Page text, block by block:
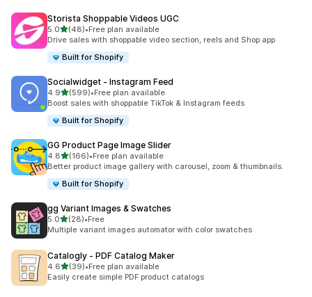
Storista Shoppable Videos UGC
5.0เต็ม 5 ดาว
(48)
ทั้งหมด 48 รีวิว
•Free plan available
Drive sales with shoppable video section, reels and Shop app
Built for Shopify
Socialwidget ‑ Instagram Feed
4.9เต็ม 5 ดาว
(599)
ทั้งหมด 599 รีวิว
•Free plan available
Boost sales with shoppable TikTok & Instagram feeds
Built for Shopify
GG Product Page Image Slider
4.8เต็ม 5 ดาว
(166)
ทั้งหมด 166 รีวิว
•Free plan available
Better product image gallery with carousel, zoom & thumbnails.
Built for Shopify
gg Variant Images & Swatches
5.0เต็ม 5 ดาว
(28)
ทั้งหมด 28 รีวิว
•Free
Multiple variant images automator with color swatches
Catalogly ‑ PDF Catalog Maker
4.6เต็ม 5 ดาว
(39)
ทั้งหมด 39 รีวิว
•Free plan available
Easily create simple PDF product catalogs